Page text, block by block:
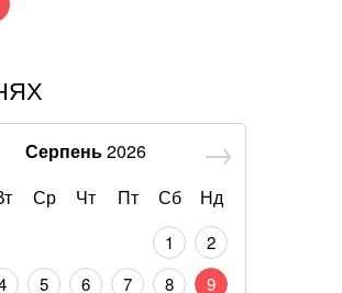
броні: у Кабміні з'явилася
гучну справу "ПриватБанку"
руку президенту
пояснили, як швидко
Серпень2026
Ср Чт Пт Сб Нд
1
2
5 6 7 8
9